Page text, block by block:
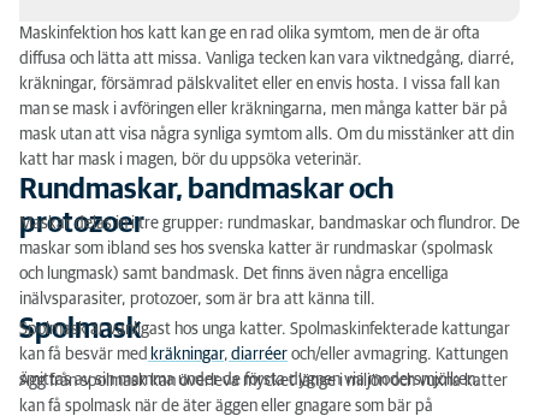
Rundmaskar, bandmaskar och protozoer
Spolmask
Lungmask
Bandmask
Encelliga parasiter
Diagnos
Rutinmässig avmaskning
Maskinfektion hos katt kan ge en rad olika symtom, men de är ofta
diffusa och lätta att missa. Vanliga tecken kan vara viktnedgång, diarré,
kräkningar, försämrad pälskvalitet eller en envis hosta. I vissa fall kan
man se mask i avföringen eller kräkningarna, men många katter bär på
mask utan att visa några synliga symtom alls. Om du misstänker att din
katt har mask i magen, bör du uppsöka veterinär.
Rundmaskar, bandmaskar och
protozoer
Maskar delas in i tre grupper: rundmaskar, bandmaskar och flundror. De
maskar som ibland ses hos svenska katter är rundmaskar (spolmask
och lungmask) samt bandmask. Det finns även några encelliga
inälvsparasiter, protozoer, som är bra att känna till.
Spolmask
Spolmask är vanligast hos unga katter. Spolmaskinfekterade kattungar
kan få besvär med kräkningar, diarréer och/eller avmagring. Kattungen
smittas av sin mamma under de första dygnen via modersmjölken.
Ägg från spolmask kan överleva mycket länge i miljön och vuxna katter
kan få spolmask när de äter äggen eller gnagare som bär på